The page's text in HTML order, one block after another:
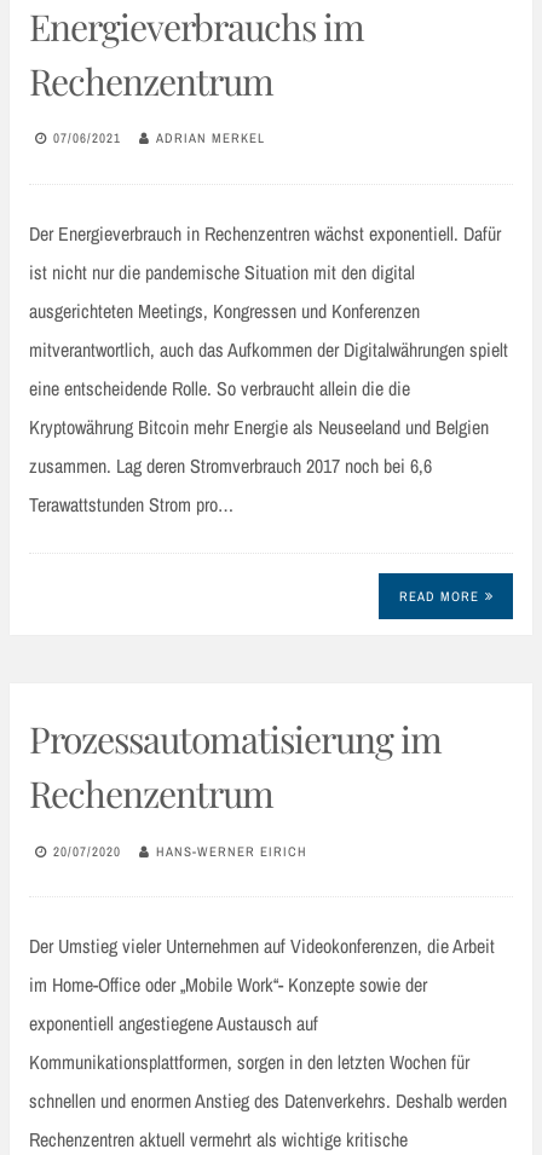
Energieverbrauchs im
Rechenzentrum
07/06/2021 ADRIAN MERKEL
Der Energieverbrauch in Rechenzentren wächst exponentiell. Dafür
ist nicht nur die pandemische Situation mit den digital
ausgerichteten Meetings, Kongressen und Konferenzen
mitverantwortlich, auch das Aufkommen der Digitalwährungen spielt
eine entscheidende Rolle. So verbraucht allein die die
Kryptowährung Bitcoin mehr Energie als Neuseeland und Belgien
zusammen. Lag deren Stromverbrauch 2017 noch bei 6,6
Terawattstunden Strom pro…
READ MORE
Prozessautomatisierung im
Rechenzentrum
20/07/2020 HANS-WERNER EIRICH
Der Umstieg vieler Unternehmen auf Videokonferenzen, die Arbeit
im Home-Office oder „Mobile Work“- Konzepte sowie der
exponentiell angestiegene Austausch auf
Kommunikationsplattformen, sorgen in den letzten Wochen für
schnellen und enormen Anstieg des Datenverkehrs. Deshalb werden
Rechenzentren aktuell vermehrt als wichtige kritische